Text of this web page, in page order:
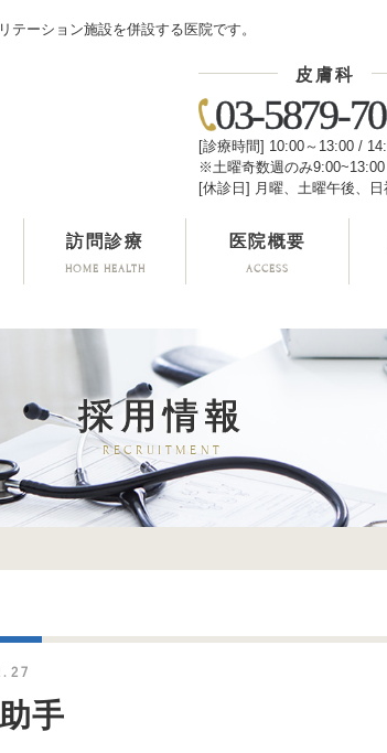
ーション施設を併設する医院です。
皮膚科
03-5879-
[診療時間] 10:00～13:00 /
※土曜奇数週のみ9:00~13:00
[休診日] 月曜、土曜午後、日
HOME HEALTH
訪問診療
ACCESS
医院概要
採用情報
RECRUITMENT
手